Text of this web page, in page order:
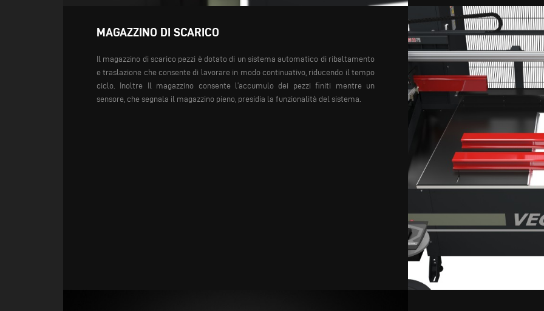
MAGAZZINO DI SCARICO
Il magazzino di scarico pezzi è dotato di un sistema automatico di ribaltamento
e traslazione che consente di lavorare in modo continuativo, riducendo il tempo
ciclo. Inoltre Il magazzino consente l’accumulo dei pezzi finiti mentre un
sensore, che segnala il magazzino pieno, presidia la funzionalità del sistema.